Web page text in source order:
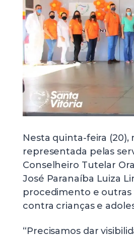
Nesta quinta-feira (20),
representada pelas
Conselheiro Tutelar
José Paranaíba Luiza
procedimento e
contra crianças e
“Precisamos dar